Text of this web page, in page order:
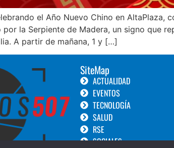
el Año Nuevo Chino en AltaPlaza,
por la Serpiente de Madera, un signo que
A partir de mañana, 1 y […]
SiteMap
ACTUALIDAD
EVENTOS
TECNOLOGÍA
SALUD
RSE
SOCIALES